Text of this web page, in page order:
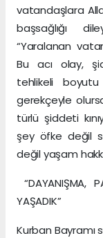
vatandaşlara
başsağlığı
“Yaralanan
Bu acı olay,
tehlikeli
gerekçeyle
türlü şiddeti
şey öfke değil
değil yaşam
“DAYANIŞMA,
YAŞADIK”
Kurban Bayramı